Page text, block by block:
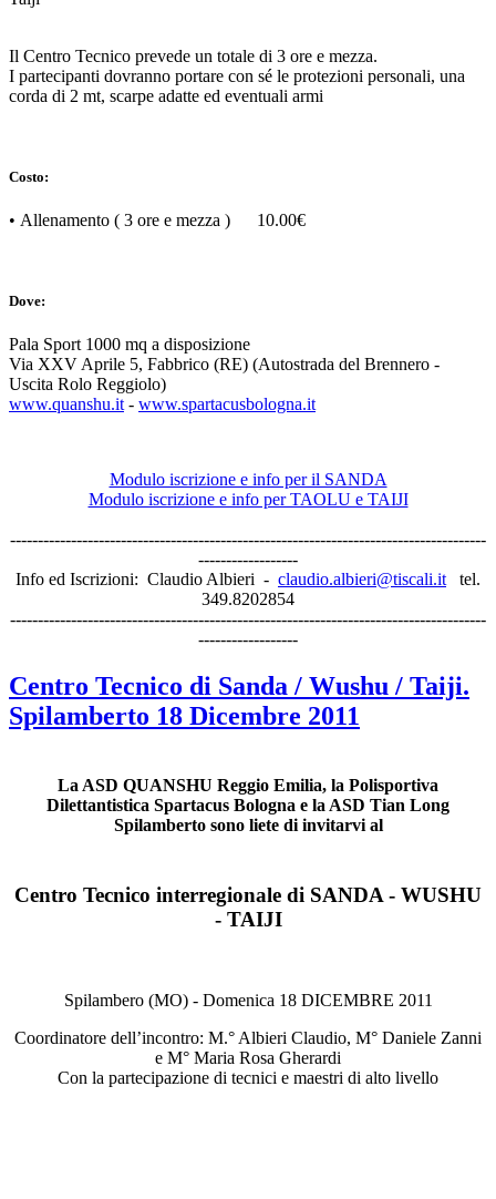
Il Centro Tecnico prevede un totale di 3 ore e mezza.
I partecipanti dovranno portare con sé le protezioni personali, una
corda di 2 mt, scarpe adatte ed eventuali armi
Costo:
• Allenamento ( 3 ore e mezza ) 10.00€
Dove:
Pala Sport 1000 mq a disposizione
Via XXV Aprile 5, Fabbrico (RE) (Autostrada del Brennero -
Uscita Rolo Reggiolo)
www.quanshu.it- www.spartacusbologna.it
Modulo iscrizione e info per il SANDA
Modulo iscrizione e info per TAOLU e TAIJI
--------------------------------------------------------------------------------------
------------------
Info ed Iscrizioni: Claudio Albieri - claudio.albieri@tiscali.ittel.
349.8202854
--------------------------------------------------------------------------------------
------------------
Centro Tecnico di Sanda / Wushu / Taiji.
Spilamberto 18 Dicembre 2011
La ASD QUANSHU Reggio Emilia, la Polisportiva
Dilettantistica Spartacus Bologna e la ASD Tian Long
Spilamberto sono liete di invitarvi al
Centro Tecnico interregionale di SANDA - WUSHU
- TAIJI
Spilambero (MO) - Domenica 18 DICEMBRE 2011
Coordinatore dell’incontro: M.° Albieri Claudio, M° Daniele Zanni
e M° Maria Rosa Gherardi
Con la partecipazione di tecnici e maestri di alto livello